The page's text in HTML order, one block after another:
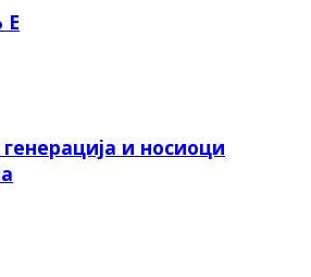
Е
и носиоци